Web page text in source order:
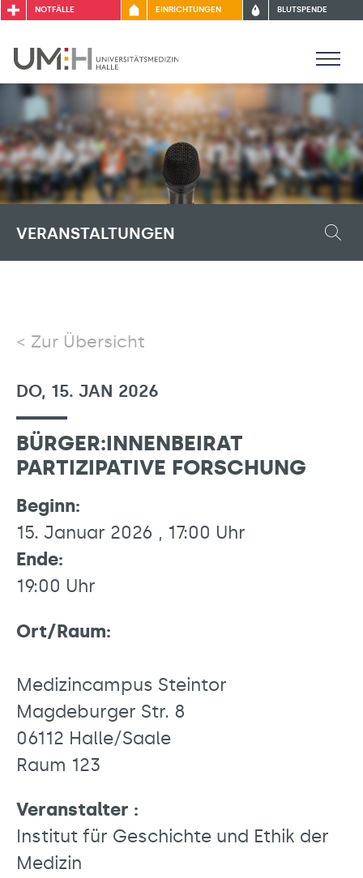
NOTFÄLLE EINRICHTUNGEN BLUTSPENDE
VERANSTALTUNGEN
Zur Übersicht
DO, 15. JAN 2026
BÜRGER:INNENBEIRAT
PARTIZIPATIVE FORSCHUNG
Beginn:
15. Januar 2026 , 17:00 Uhr
Ende:
19:00 Uhr
Ort/Raum:
Medizincampus Steintor
Magdeburger Str. 8
06112 Halle/Saale
Raum 123
Veranstalter :
Institut für Geschichte und Ethik der
Medizin